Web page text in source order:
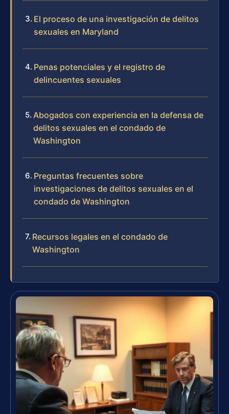
El proceso de una investigación de delitos
sexuales en Maryland
Penas potenciales y el registro de
delincuentes sexuales
Abogados con experiencia en la defensa de
delitos sexuales en el condado de
Washington
Preguntas frecuentes sobre
investigaciones de delitos sexuales en el
condado de Washington
Recursos legales en el condado de
Washington